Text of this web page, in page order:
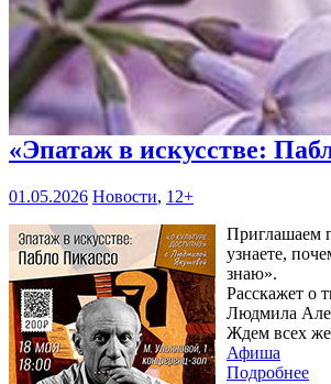
«Эпатаж в искусстве:
01.05.2026 Новости, 12+
Приглашаем
узнаете,
знаю».
Расскажет о
Людмила
Ждем всех
Афиша
Подробнее